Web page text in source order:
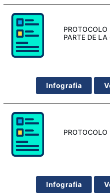
PROTOCOLO
PARTE DE
Infografía
PROTOCOLO
Infografía